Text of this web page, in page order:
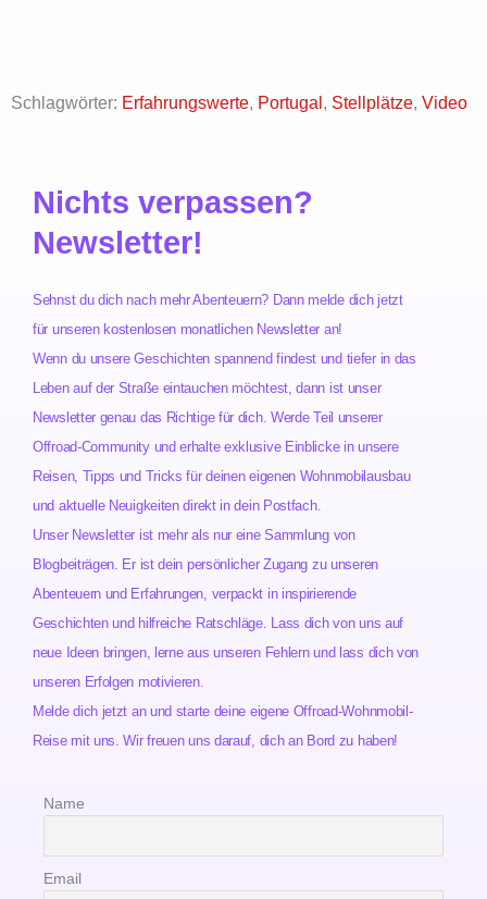
Schlagwörter: Erfahrungswerte, Portugal , Stellplätze, Video
Nichts verpassen?
Newsletter!
Sehnst du dich nach mehr Abenteuern? Dann melde dich jetzt
für unseren kostenlosen monatlichen Newsletter an!
Wenn du unsere Geschichten spannend findest und tiefer in das
Leben auf der Straße eintauchen möchtest, dann ist unser
Newsletter genau das Richtige für dich. Werde Teil unserer
Offroad-Community und erhalte exklusive Einblicke in unsere
Reisen, Tipps und Tricks für deinen eigenen Wohnmobilausbau
und aktuelle Neuigkeiten direkt in dein Postfach.
Unser Newsletter ist mehr als nur eine Sammlung von
Blogbeiträgen. Er ist dein persönlicher Zugang zu unseren
Abenteuern und Erfahrungen, verpackt in inspirierende
Geschichten und hilfreiche Ratschläge. Lass dich von uns auf
neue Ideen bringen, lerne aus unseren Fehlern und lass dich von
unseren Erfolgen motivieren.
Melde dich jetzt an und starte deine eigene Offroad-Wohnmobil-
Reise mit uns. Wir freuen uns darauf, dich an Bord zu haben!
Name
Email